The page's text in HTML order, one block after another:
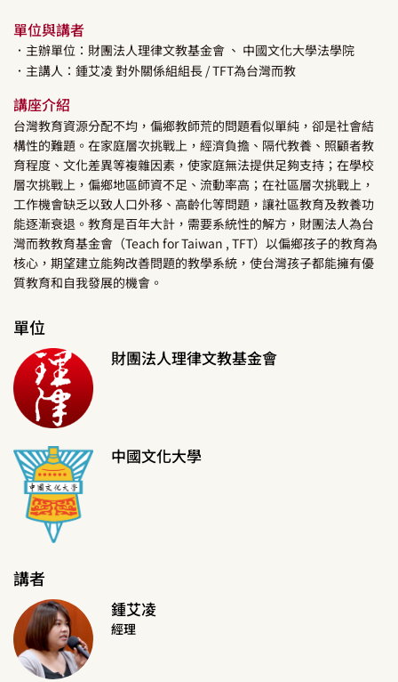
單位與講者
．主辦單位：財團法人理律文教基金會 、 中國文化大學法學院
．主講人： 鍾艾凌對外關係組組長 / TFT為台灣而教
講座介紹
台灣教育資源分配不均，偏鄉教師荒的問題看似單純，卻是社會結
構性的難題。在家庭層次挑戰上，經濟負擔、隔代教養、照顧者教
育程度、文化差異等複雜因素，使家庭無法提供足夠支持；在學校
層次挑戰上，偏鄉地區師資不足、流動率高；在社區層次挑戰上，
工作機會缺乏以致人口外移、高齡化等問題，讓社區教育及教養功
能逐漸衰退。教育是百年大計，需要系統性的解方，財團法人為台
灣而教教育基金會（Teach for Taiwan , TFT）以偏鄉孩子的教育為
核心，期望建立能夠改善問題的教學系統，使台灣孩子都能擁有優
質教育和自我發展的機會。
單位
財團法人理律文教基金會
中國文化大學
講者
鍾艾凌
經理